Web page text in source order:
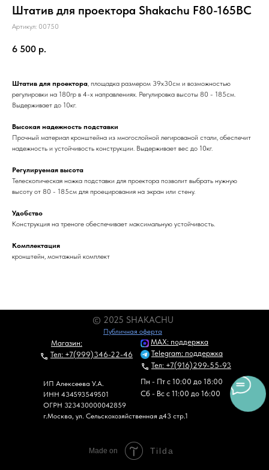
Штатив для проектора Shakachu F80-165BС
Артикул: 00750
6 500 р.
Штатив для проектора, площадка размером 39х30см и возможностью
регулировки на 180гр в 4-х направлениях. Регулировка высоты 80 - 185см.
Выдерживает до 10кг.
Высокая надежность подставки
Прочный материал кронштейна из многослойной легированой стали, обеспечит
надежность и устойчивость конструкции. Выдерживает вес до 10кг.
Регулируемая высота
Телескопическая ножка подставки для проектора позволит выбрать нужную
высоту от 80 - 185см для проецирования на экран или стену.
Удобство
Конструкция на треноге обеспечивает максимальную устойчивость.
Комплектация
кронштейн, монтажный комплект
© 2025 SHAKACHU
ИП Алексеева У.А.
ИНН 434593549501
ОГРН 323430000042859
г.Москва, ул. Сельскохозяйственная д43 стр.1
Пн - Пт с 10:00 до 18:00
Сб - Вс c 11:00 до 16:00
Магазин:
Тел: +7(999)346-22-46
MAX: поддержка
Telegram: поддержка
Тел: +7(916)299-55-93
Публичная оферта
Made on Tilda